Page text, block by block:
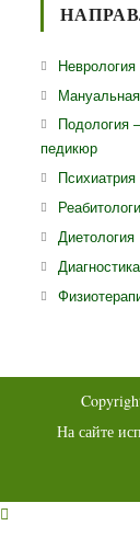
Неврология
в
Подология
педикюр
Психиатрия
Диетология
в
Диагностика
На сайте